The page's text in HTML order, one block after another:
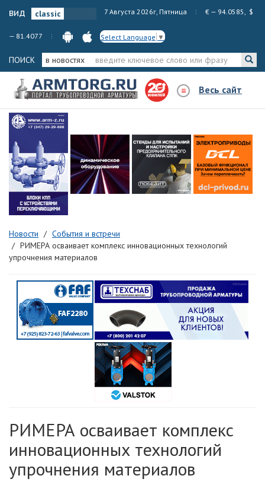
вид 7 Августа 2026г, Пятница € — 94.0585, $
— 81.4077 Select Language ▼
ПОИСК в новостях
Весь сайт
Новости
События и встречи
РИМЕРА осваивает комплекс инновационных технологий
упрочнения материалов
РИМЕРА осваивает комплекс
инновационных технологий
упрочнения материалов